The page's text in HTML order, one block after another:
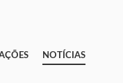
NOTÍCIAS